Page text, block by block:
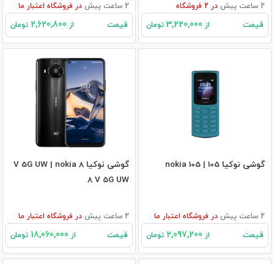
2 ساعت پیش در فروشگاه
قیمت از تومان
2 ساعت پیش در فروشگاه اعتبار ما
قیمت از تومان
گوشی نوکیا 105 | nokia 105
2 ساعت پیش در فروشگاه اعتبار ما
قیمت از تومان
گوشی نوکیا 8 V 5G UW | nokia
8 V 5G UW
2 ساعت پیش در فروشگاه اعتبار ما
قیمت از تومان